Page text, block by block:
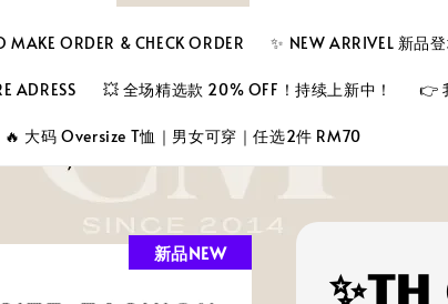
ORDER & CHECK ORDER ✨ NEW ARRIVEL 新品
ADRESS 💥 全场精选款 20% OFF！持续上新中！ 👉
🔥 大码 Oversize T恤｜男女可穿｜任选2件 RM70
新品NEW